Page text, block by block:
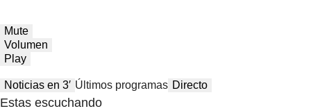
Mute
Volumen
Play
Noticias en 3′ Últimos programas Directo
Estas escuchando